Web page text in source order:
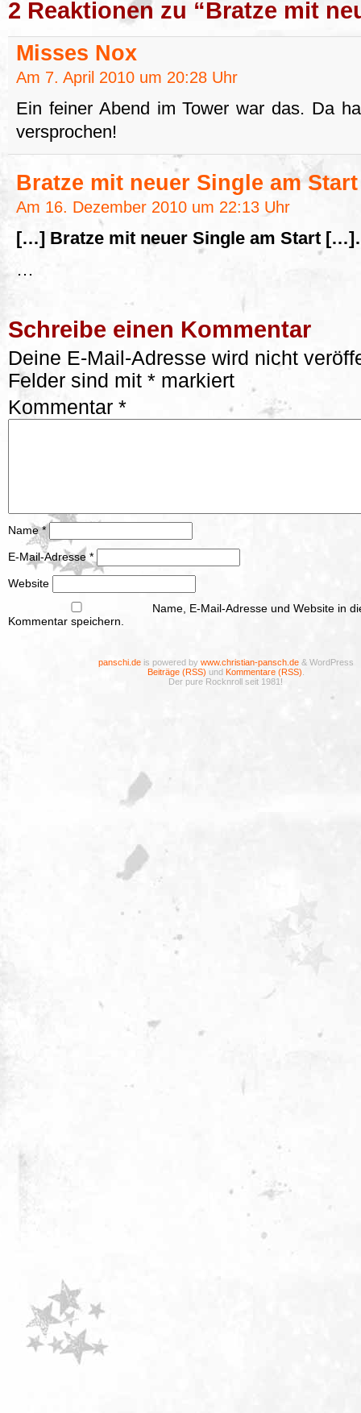
2 Reaktionen zu “Bratze mit
Misses Nox
Am 7. April 2010 um 20:28 Uhr
Ein feiner Abend im Tower war das. Da
versprochen!
Bratze mit neuer Single am Start
Am 16. Dezember 2010 um 22:13 Uhr
[…] Bratze mit neuer Single am Start
…
Schreibe einen Kommentar
Deine E-Mail-Adresse wird nicht
Felder sind mit * markiert
Kommentar *
Name*
E-Mail-Adresse *
Website
Name, E-Mail-Adresse und Website in
Kommentar speichern.
panschi.deis powered by www.christian-pansch.de& WordPress
Beiträge (RSS) und Kommentare (RSS)
Der pure Rocknroll seit 1981!